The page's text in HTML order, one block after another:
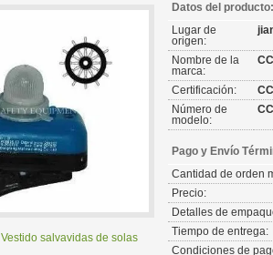
Vestido salvavidas de solas
Datos del producto:
Lugar de
origen:
Nombre de la
marca:
Certificación:
Número de
modelo:
Pago y Envío
Cantidad de orden
Precio:
Detalles de
Tiempo de entrega:
Condiciones de